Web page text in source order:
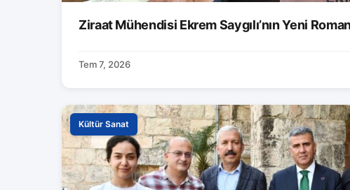
Ziraat Mühendisi Ekrem Saygılı’nın Yeni
Tem 7, 2026
Kültür Sanat